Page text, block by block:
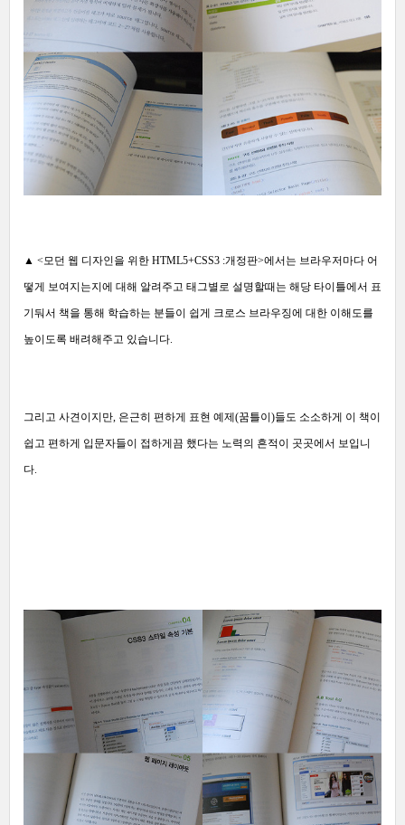
▲ <모던 웹 디자인을 위한 HTML5+CSS3 :개정판>에서는 브라우저마다 어
떻게 보여지는지에 대해 알려주고 태그별로 설명할때는 해당 타이틀에서 표
기둬서 책을 통해 학습하는 분들이 쉽게 크로스 브라우징에 대한 이해도를
높이도록 배려해주고 있습니다.
그리고 사견이지만, 은근히 편하게 표현 예제(꿈틀이)들도 소소하게 이 책이
쉽고 편하게 입문자들이 접하게끔 했다는 노력의 흔적이 곳곳에서 보입니
다.